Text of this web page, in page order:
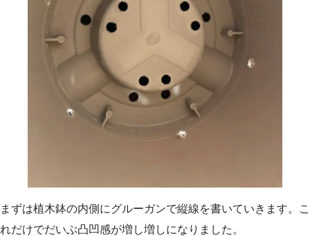
まずは植木鉢の内側にグルーガンで縦線を書いていきます。こ
れだけでだいぶ凸凹感が増し増しになりました。